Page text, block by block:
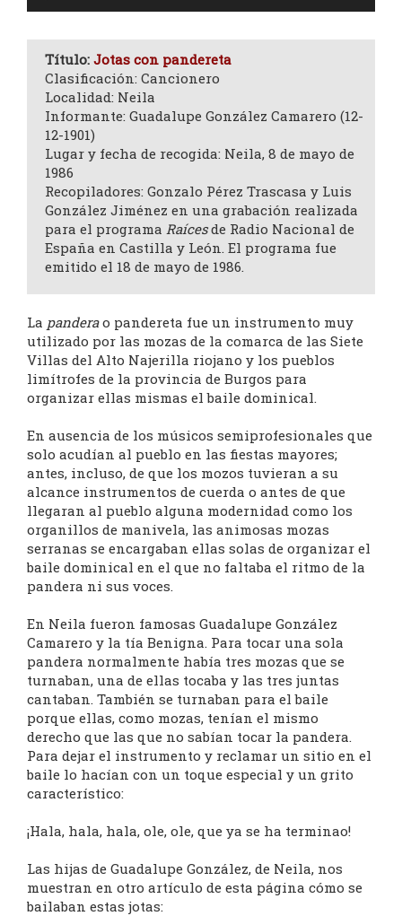
Título: Jotas con pandereta
Clasificación: Cancionero
Localidad: Neila
Informante: Guadalupe González Camarero (12-
12-1901)
Lugar y fecha de recogida: Neila, 8 de mayo de
1986
Recopiladores: Gonzalo Pérez Trascasa y Luis
González Jiménez en una grabación realizada
para el programa Raícesde Radio Nacional de
España en Castilla y León. El programa fue
emitido el 18 de mayo de 1986.
La panderao pandereta fue un instrumento muy
utilizado por las mozas de la comarca de las Siete
Villas del Alto Najerilla riojano y los pueblos
limítrofes de la provincia de Burgos para
organizar ellas mismas el baile dominical.
En ausencia de los músicos semiprofesionales que
solo acudían al pueblo en las fiestas mayores;
antes, incluso, de que los mozos tuvieran a su
alcance instrumentos de cuerda o antes de que
llegaran al pueblo alguna modernidad como los
organillos de manivela, las animosas mozas
serranas se encargaban ellas solas de organizar el
baile dominical en el que no faltaba el ritmo de la
pandera ni sus voces.
En Neila fueron famosas Guadalupe González
Camarero y la tía Benigna. Para tocar una sola
pandera normalmente había tres mozas que se
turnaban, una de ellas tocaba y las tres juntas
cantaban. También se turnaban para el baile
porque ellas, como mozas, tenían el mismo
derecho que las que no sabían tocar la pandera.
Para dejar el instrumento y reclamar un sitio en el
baile lo hacían con un toque especial y un grito
característico:
¡Hala, hala, hala, ole, ole, que ya se ha terminao!
Las hijas de Guadalupe González, de Neila, nos
muestran en otro artículo de esta página cómo se
bailaban estas jotas: